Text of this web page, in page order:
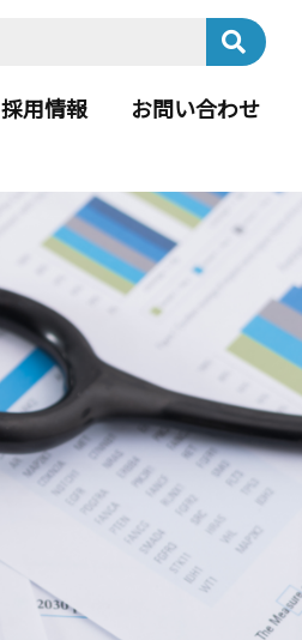
採用情報 お問い合わせ